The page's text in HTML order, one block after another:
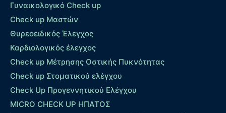
Γυναικολογικό Check up
Check up Μαστών
Θυρεοειδικός Έλεγχος
Καρδιολογικός έλεγχος
Check up Mέτρησης Οστικής Πυκνότητας
Check up Στοματικού ελέγχου
Check Up Προγεννητικού Ελέγχου
MICRO CHECK UP HΠΑΤΟΣ